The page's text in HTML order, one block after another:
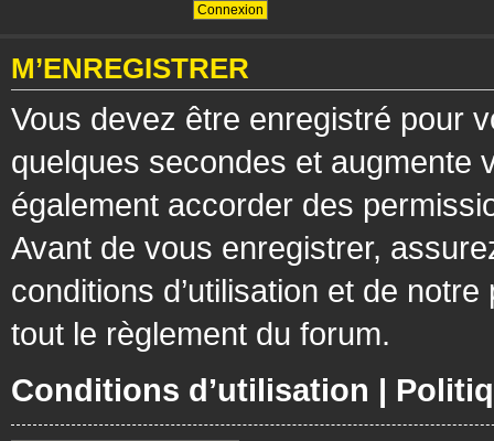
M’ENREGISTRER
Vous devez être enregistré pour
quelques secondes et augmente
également accorder des
Avant de vous enregistrer,
conditions d’utilisation et de
tout le règlement du forum.
Conditions d’utilisation |